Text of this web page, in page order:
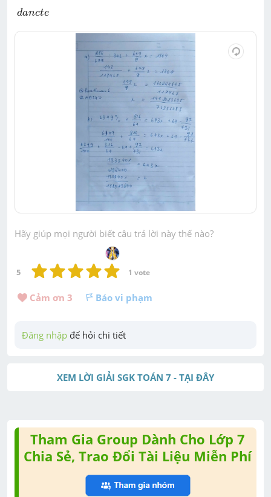
dancte
dancte
Hãy giúp mọi người biết câu trả lời này thế nào?
5 1 vote
Cảm ơn 3 Báo vi phạm
Đăng nhập để hỏi chi tiết
XEM LỜI GIẢI SGK TOÁN 7 - TẠI ĐÂY
Tham Gia Group Dành Cho Lớp 7
Chia Sẻ, Trao Đổi Tài Liệu Miễn Phí